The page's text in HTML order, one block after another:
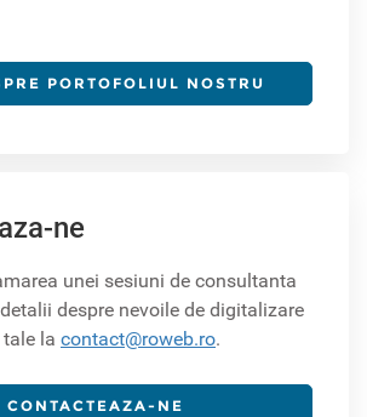
PORTOFOLIUL NOSTRU
ne
unei sesiuni de consultanta
despre nevoile de digitalizare
la contact@roweb.ro.
CONTACTEAZA-NE